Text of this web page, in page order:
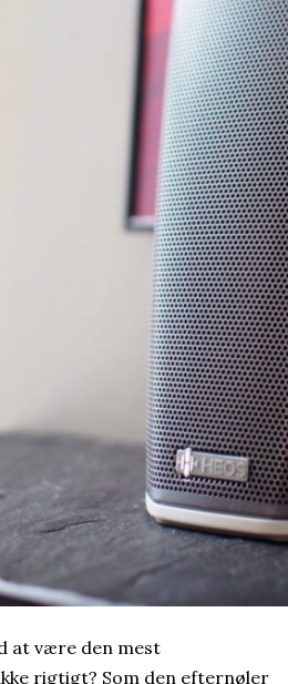
at være den mest
rigtigt? Som den efternøler